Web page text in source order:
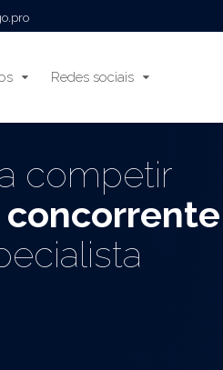
Redes sociais
competir
concorrente